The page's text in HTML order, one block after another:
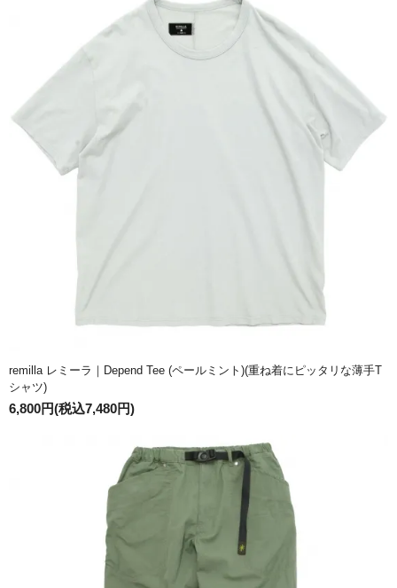
remilla レミーラ｜Depend Tee (ペールミント)(重ね着にピッタリな薄手T
シャツ)
6,800円(税込7,480円)